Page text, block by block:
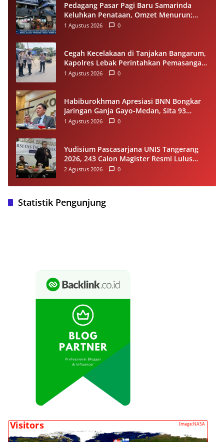
Pedagang Pasar Pagi Baru Samarinda
Keluhkan Penataan, Omzet Menurun;
Minta Pemkot Evaluasi Distribusi Ruko
1 Agustus 2026 0
Cegah Kecelakaan di Tanjakan Bangarum,
Kapolres Lebak Perintahkan Pemasangan
Rambu Lalu Lintas
1 Agustus 2026 0
Habiburokhman Apresiasi BNN Bongkar
Jaringan Ganja Gayo-Medan, Sita 93
Kilogram di Sumut
1 Agustus 2026 0
Yudisium Pascasarjana UNIS Tangerang
2026, 243 Calon Magister Resmi Lulus
Siap Diwisuda Oktober
2 Agustus 2026 0
Statistik Pengunjung